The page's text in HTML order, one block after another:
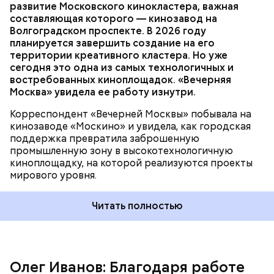
развитие Московского кинокластера, важная
составляющая которого — кинозавод на
Волгоградском проспекте. В 2026 году
планируется завершить создание на его
территории креативного кластера. Но уже
сегодня это одна из самых технологичных и
востребованных киноплощадок. «Вечерняя
Москва» увидела ее работу изнутри.
Корреспондент «Вечерней Москвы» побывала на
кинозаводе «Москино» и увидела, как городская
поддержка превратила заброшенную
промышленную зону в высокотехнологичную
киноплощадку, на которой реализуются проекты
мирового уровня.
Читать полностью
Олег Иванов: Благодаря работе
существовавшего ГБУ «Московские авиационные
Важное направление нашей работы — контроль
оплаты проезда. За последние два года число
безбилетников снизилось на 30 процентов
благодаря еженедельным усиленным проверкам.
Ежедневно более 600 контролеров работают в
наземном транспорте и метро.
Краснобогатырскую улицу в районах
Преображенское и Богородское реконструируют.
Мэр Москвы сообщил, что дорога станет
четырехполосной. Обновят участки трамвайных
путей, установят остановочные площадки с
навесами. Завершить реконструкцию планируют в
2027 году.